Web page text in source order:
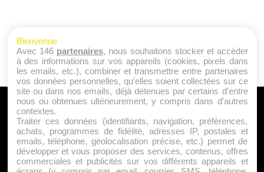
A PROPOS
Qui sommes nous ?
Mentions Légales
Publicité
Bienvenue
Avec 146 partenaires, nous souhaitons stocker et accéder
à des informations sur vos appareils (cookies, pixels dans
les emails, etc.), combiner et transmettre entre partenaires
vos données personnelles, qu'elles soient collectées sur ce
site ou dans nos emails, déjà détenues par certains d'entre
nous ou obtenues ultérieurement, y compris dans d'autres
contextes.
Traiter ces données (identifiants, navigation, préférences,
achats, programmes de fidélité, adresses IP, postales et
emails, téléphone, géolocalisation précise, etc.) permet de
développer et vous proposer des services, contenus, offres
commerciales et publicités sur vos différents appareils et